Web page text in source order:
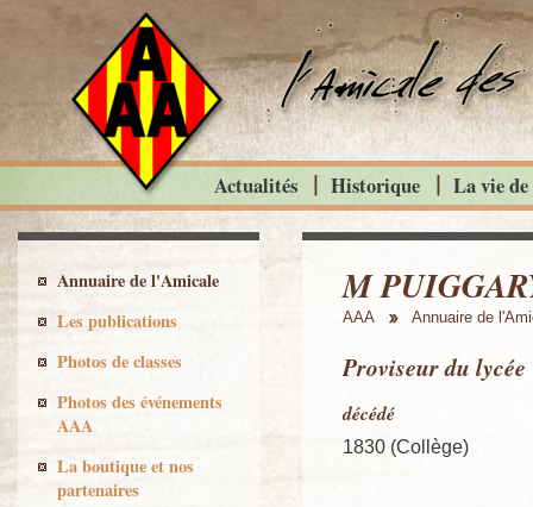
M
AAA Annuaire de
Proviseur du lycée
décédé
1830 (Collège)
Actualités Historique La vie
Annuaire de l'Amicale
Les publications
Photos de classes
Photos des événements
AAA
La boutique et nos
partenaires